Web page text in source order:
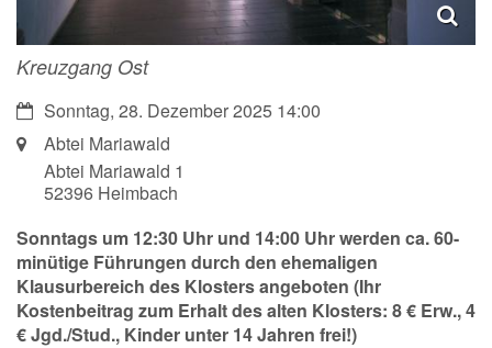
Kreuzgang Ost
Datum:Sonntag, 28. Dezember 2025 14:00
Ort: Abtei Mariawald
Abtei Mariawald 1
52396 Heimbach
Sonntags um 12:30 Uhr und 14:00 Uhr werden ca. 60-
minütige Führungen durch den ehemaligen
Klausurbereich des Klosters angeboten (Ihr
Kostenbeitrag zum Erhalt des alten Klosters: 8 € Erw., 4
€ Jgd./Stud., Kinder unter 14 Jahren frei!)